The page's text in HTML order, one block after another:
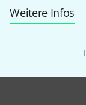
Weitere Infos